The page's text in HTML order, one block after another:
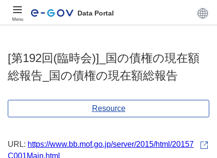
Menu
Data Portal
[第192回(臨時会)]_国の債権の現在額
総報告_国の債権の現在額総報告
Resource
URL: https://www.bb.mof.go.jp/server/2015/html/20157
C001Main.html